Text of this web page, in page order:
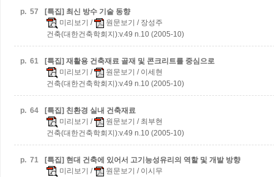
p. 57
[특집] 최신 방수 기술 동향
미리보기 / 원문보기 / 장성주
건축(대한건축학회지):v.49 n.10 (2005-10)
p. 61 [특집] 재활용 건축재료 골재 및 콘크리트를 중심으로
미리보기 / 원문보기 / 이세현
건축(대한건축학회지):v.49 n.10 (2005-10)
p. 64
[특집] 친환경 실내 건축재료
미리보기 / 원문보기 / 최부현
건축(대한건축학회지):v.49 n.10 (2005-10)
p. 71
[특집] 현대 건축에 있어서 고기능성유리의 역할 및 개발 방향
미리보기 / 원문보기 / 이시무